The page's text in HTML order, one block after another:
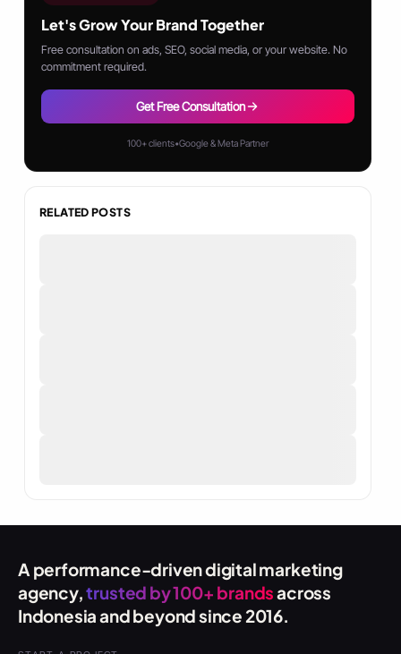
Let's Grow Your Brand Together
Free consultation on ads, SEO, social media, or your website. No
commitment required.
Get Free Consultation
100+ clients•Google & Meta Partner
RELATED POSTS
A performance-driven digital marketing
agency,trusted by 100+ brandsacross
Indonesia and beyond since 2016.